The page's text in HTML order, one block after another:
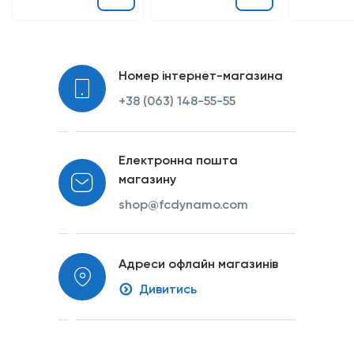
Номер інтернет-магазина
+38 (063) 148-55-55
Електронна пошта
магазину
shop@fcdynamo.com
Адреси офлайн магазинів
Дивитись